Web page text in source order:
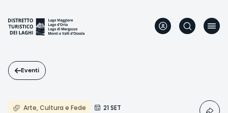
contenuto
principale
Eventi
Arte, Cultura e Fede 21 SET